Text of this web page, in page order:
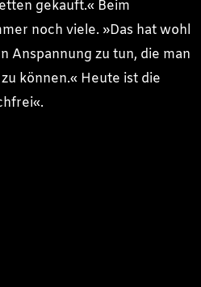
gekauft.« Beim
noch viele. »Das hat wohl
Anspannung zu tun, die man
können.« Heute ist die